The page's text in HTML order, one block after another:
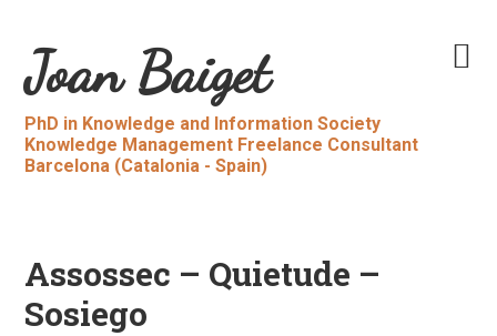
primary
navigation
content
Joan Baiget
PhD in Knowledge and Information Society
Knowledge Management Freelance Consultant
Barcelona (Catalonia - Spain)
Main
navigation
Assossec – Quietude –
Sosiego